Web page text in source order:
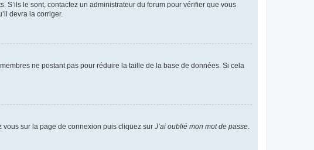
S’ils le sont, contactez un administrateur du forum pour vérifier que vous
devra la corriger.
ne postant pas pour réduire la taille de la base de données. Si cela
vous sur la page de connexion puis cliquez sur J’ai oublié mon mot de passe.